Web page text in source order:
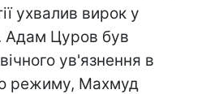
ухвалив вирок у
Адам Цуров був
ув'язнення в
режиму, Махмуд